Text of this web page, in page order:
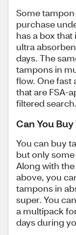
Some
purchase
has a box
ultra
days. The
tampons in
flow. One fast
that are FSA-
filtered search.
Can You
You can buy
but only
Along with
above, you
tampons in
super. You
a multipack
days during